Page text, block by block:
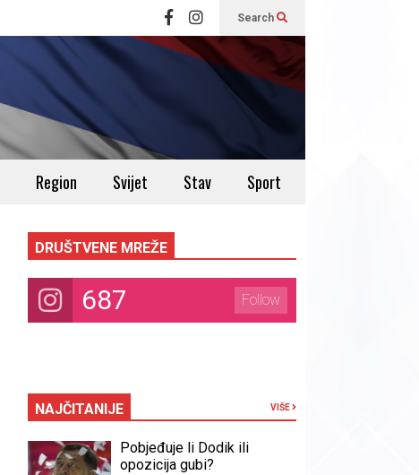
Search
Region Svijet Stav Sport
DRUŠTVENE MREŽE
687 Follow
NAJČITANIJE VIŠE
Pobjeđuje li Dodik ili
opozicija gubi?